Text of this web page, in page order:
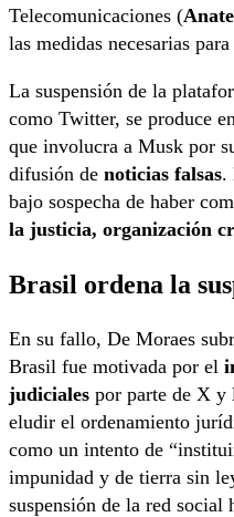
Telecomunicaciones (
las medidas necesarias
La suspensión de la
como Twitter, se produce
que involucra a Musk por
difusión de noticias falsas.
bajo sospecha de haber
la justicia, organización
Brasil ordena la
En su fallo, De Moraes
Brasil fue motivada por el
judiciales por parte de X y
eludir el ordenamiento
como un intento de
impunidad y de tierra sin
suspensión de la red social